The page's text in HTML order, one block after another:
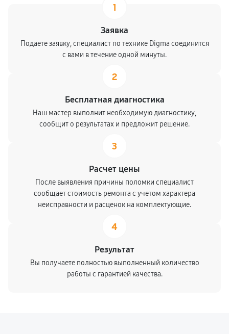
1
Заявка
Подаете заявку, специалист по технике Digma соединится
с вами в течение одной минуты.
2
Бесплатная диагностика
Наш мастер выполнит необходимую диагностику,
сообщит о результатах и предложит решение.
3
Расчет цены
После выявления причины поломки специалист
сообщает стоимость ремонта с учетом характера
неисправности и расценок на комплектующие.
4
Результат
Вы получаете полностью выполненный количество
работы с гарантией качества.